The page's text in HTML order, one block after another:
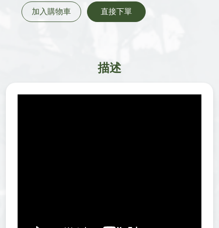
加入購物車 直接下單
描述